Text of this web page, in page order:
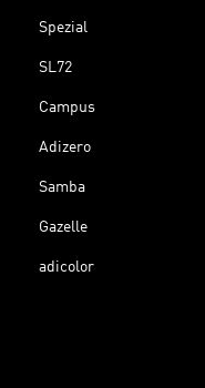
Spezial
SL72
Campus
Adizero
Samba
Gazelle
adicolor